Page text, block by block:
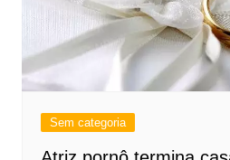
Sem categoria